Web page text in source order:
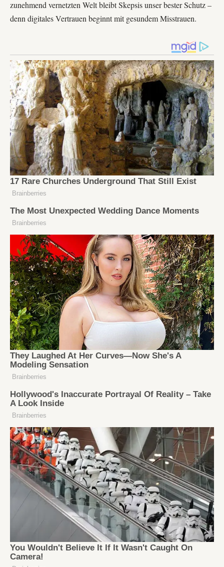
zunehmend vernetzten Welt bleibt Skepsis unser bester Schutz –
denn digitales Vertrauen beginnt mit gesundem Misstrauen.